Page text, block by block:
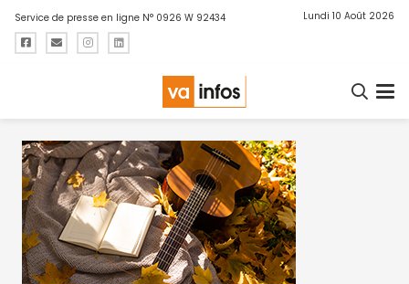
Service de presse en ligne N° 0926 W 92434 Lundi 10 Août 2026